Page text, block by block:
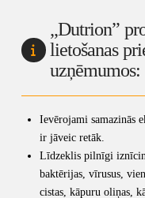
„Dutrion”
lietošanas
uzņēmumos:
Ievērojami samazinās
ir jāveic retāk.
Līdzeklis pilnīgi
baktērijas, vīrusus,
cistas, kāpuru oliņas,